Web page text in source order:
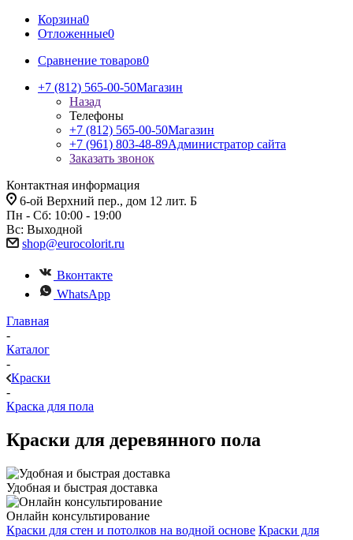
Корзина0
Отложенные0
Сравнение товаров0
+7 (812) 565-00-50Магазин
Назад
Телефоны
+7 (812) 565-00-50Магазин
+7 (961) 803-48-89Администратор сайта
Заказать звонок
Контактная информация
6-ой Верхний пер., дом 12 лит. Б
Пн - Сб: 10:00 - 19:00
Вс: Выходной
shop@eurocolorit.ru
Вконтакте
WhatsApp
Главная
-
Каталог
-
Краски
-
Краска для пола
Краски для деревянного пола
Удобная и быстрая доставка
Онлайн консультирование
Краски для стен и потолков на водной основе Краски для